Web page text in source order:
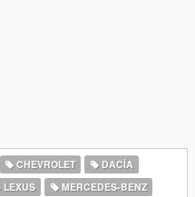
CHEVROLET
DACIA
LEXUS
MERCEDES-BENZ